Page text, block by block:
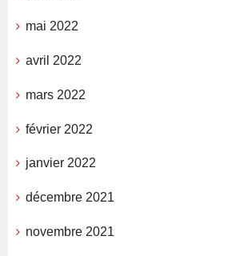
mai 2022
avril 2022
mars 2022
février 2022
janvier 2022
décembre 2021
novembre 2021